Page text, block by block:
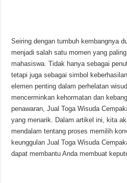
Seiring dengan tumbuh kembangnya
menjadi salah satu momen yang
mahasiswa. Tidak hanya sebagai
tetapi juga sebagai simbol
elemen penting dalam perhelatan
mencerminkan kehormatan dan
penawaran, Jual Toga Wisuda
yang menarik. Dalam artikel ini, kita
mendalam tentang proses memilih
keunggulan Jual Toga Wisuda
dapat membantu Anda membuat